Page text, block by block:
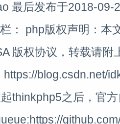
最后发布于2018-09-
： php版权声明：本
版权协议，转载请附
https://blog.csdn.net/
thinkphp5之后，官